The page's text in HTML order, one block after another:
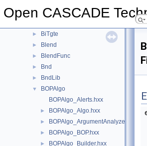
Open CASCADE
► BinXCAFDrivers
► BiTgte
► Blend
► BlendFunc
► Bnd
► BndLib
▼
BOPAlgo
BOPAlgo_Alerts.hxx
► BOPAlgo_Algo.hxx
► BOPAlgo_ArgumentAnalyzer.hxx
► BOPAlgo_BOP.hxx
► BOPAlgo_Builder.hxx